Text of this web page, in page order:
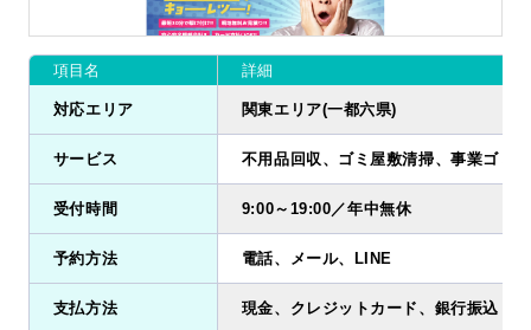
項目名 詳細
対応エリア 関東エリア(一都六県)
サービス 不用品回収、ゴミ屋敷清掃、事業ゴミ
受付時間 9:00～19:00／年中無休
予約方法 電話、メール、LINE
支払方法 現金、クレジットカード、銀行振込